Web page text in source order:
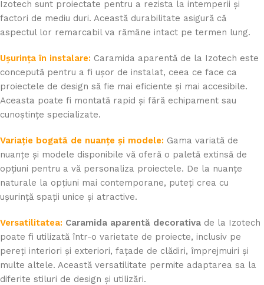
Izotech sunt proiectate pentru a rezista la intemperii și
factori de mediu duri. Această durabilitate asigură că
aspectul lor remarcabil va rămâne intact pe termen lung.
Ușurința în instalare: Caramida aparentă de la Izotech este
concepută pentru a fi ușor de instalat, ceea ce face ca
proiectele de design să fie mai eficiente și mai accesibile.
Aceasta poate fi montată rapid și fără echipament sau
cunoștințe specializate.
Variație bogată de nuanțe și modele: Gama variată de
nuanțe și modele disponibile vă oferă o paletă extinsă de
opțiuni pentru a vă personaliza proiectele. De la nuanțe
naturale la opțiuni mai contemporane, puteți crea cu
ușurință spații unice și atractive.
Versatilitatea: Caramida aparentă decorativa de la Izotech
poate fi utilizată într-o varietate de proiecte, inclusiv pe
pereți interiori și exteriori, fațade de clădiri, împrejmuiri și
multe altele. Această versatilitate permite adaptarea sa la
diferite stiluri de design și utilizări.